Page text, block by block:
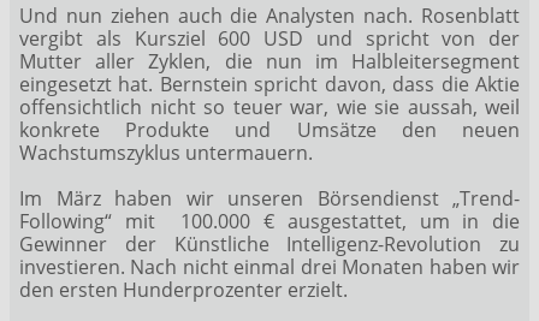
Und nun ziehen auch die Analysten nach. Rosenblatt
vergibt als Kursziel 600 USD und spricht von der
Mutter aller Zyklen, die nun im Halbleitersegment
eingesetzt hat. Bernstein spricht davon, dass die Aktie
offensichtlich nicht so teuer war, wie sie aussah, weil
konkrete Produkte und Umsätze den neuen
Wachstumszyklus untermauern.
Im März haben wir unseren Börsendienst „Trend-
Following“ mit 100.000 € ausgestattet, um in die
Gewinner der Künstliche Intelligenz-Revolution zu
investieren. Nach nicht einmal drei Monaten haben wir
den ersten Hunderprozenter erzielt.